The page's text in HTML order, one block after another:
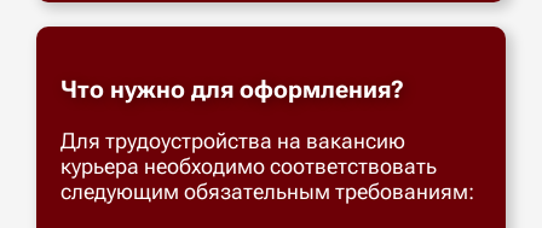
Что нужно для оформления?
Для трудоустройства на вакансию
курьера необходимо соответствовать
следующим обязательным требованиям: